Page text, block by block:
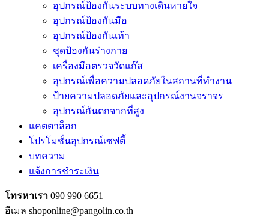
อุปกรณ์ป้องกันระบบทางเดินหายใจ
อุปกรณ์ป้องกันมือ
อุปกรณ์ป้องกันเท้า
ชุดป้องกันร่างกาย
เครื่องมือตรวจวัดแก๊ส
อุปกรณ์เพื่อความปลอดภัยในสถานที่ทำงาน
ป้ายความปลอดภัยและอุปกรณ์งานจราจร
อุปกรณ์กันตกจากที่สูง
แคตตาล็อก
โปรโมชั่นอุปกรณ์เซฟตี้
บทความ
แจ้งการชำระเงิน
โทรหาเรา 090 990 6651
อีเมล shoponline@pangolin.co.th